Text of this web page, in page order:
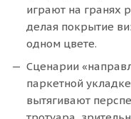
играют на гранях
делая покрытие
одном цвете.
Сценарии
паркетной
вытягивают